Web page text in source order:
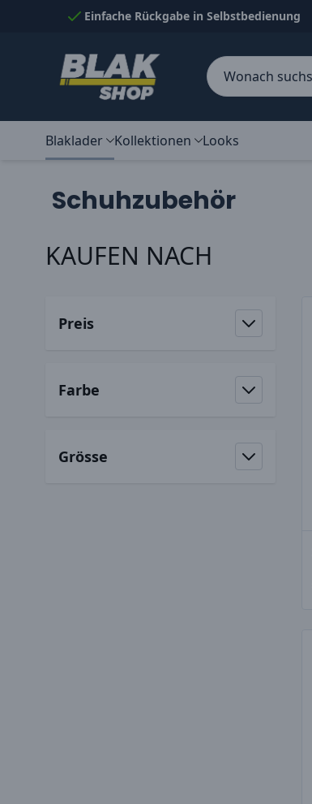
Skip to ContentEinfache Rückgabe in Selbstbedienung
Blaklader Kollektionen Looks
Schuhzubehör
KAUFEN NACH
Preis
Farbe
Grösse